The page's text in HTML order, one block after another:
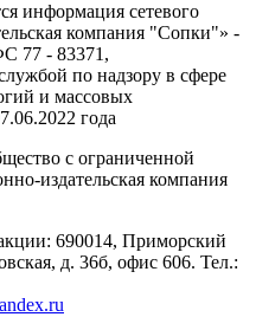
информация сетевого
компания "Сопки"» -
77 - 83371,
по надзору в сфере
и массовых
года
с ограниченной
издательская компания
690014, Приморский
д. 36б, офис 606. Тел.: